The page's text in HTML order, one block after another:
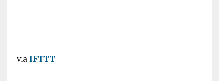
viaIFTTT